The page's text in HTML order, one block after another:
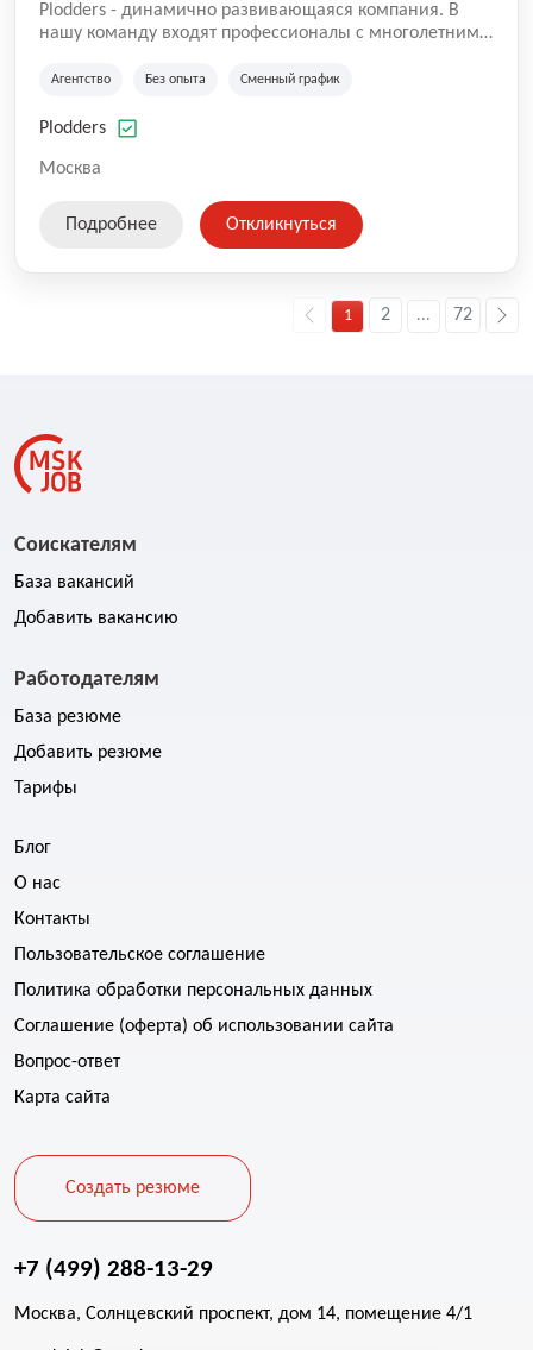
Plodders - динамично развивающаяся компания. В
нашу команду входят профессионалы с многолетним
на рынке аутсорсинга, а накопленный опыт позволяют
оказываемых услуг.
Агентство Без опыта Сменный график
Plodders
Москва
Подробнее Откликнуться
1 2 ... 72
Соискателям
База вакансий
Добавить вакансию
Работодателям
База резюме
Добавить резюме
Тарифы
Блог
О нас
Контакты
Пользовательское соглашение
Политика обработки персональных данных
Соглашение (оферта) об использовании сайта
Вопрос-ответ
Карта сайта
Создать резюме
+7 (499) 288-13-29
Москва, Солнцевский проспект, дом 14, помещение 4/1